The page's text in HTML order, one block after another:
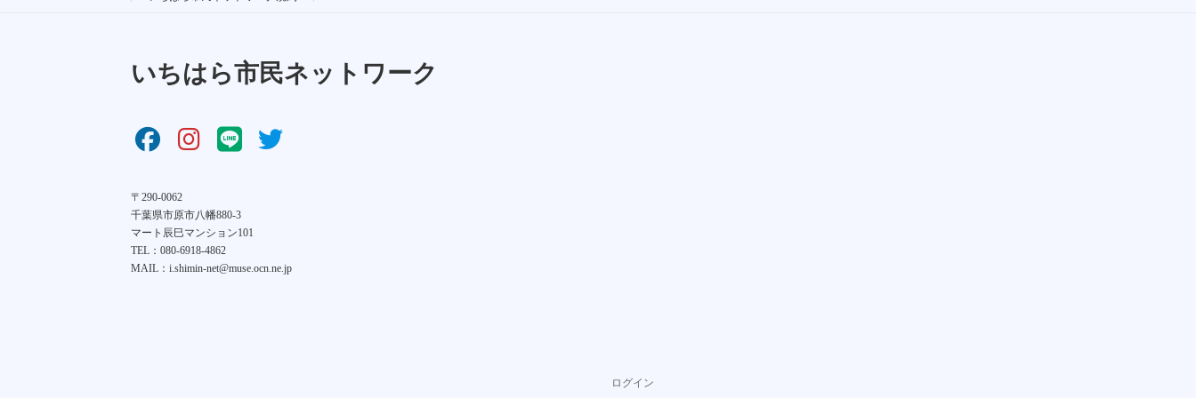
いちはら市民ネットワーク
〒290-0062
千葉県市原市八幡880-3
マート辰巳マンション101
TEL：080-6918-4862
MAIL：i.shimin-net@muse.ocn.ne.jp
ログイン